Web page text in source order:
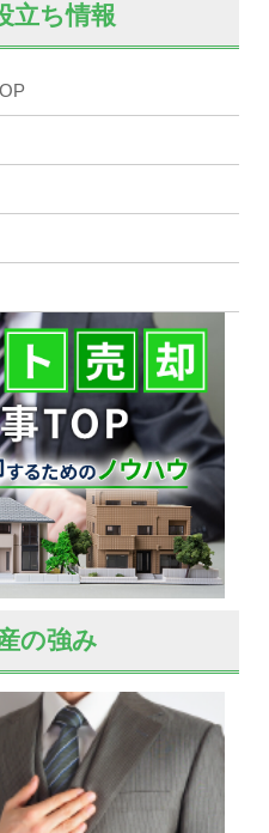
立ち情報
の強み